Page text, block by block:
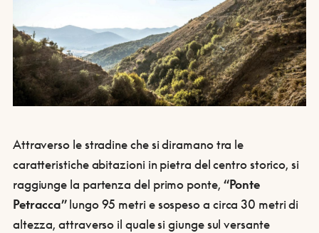
Attraverso le stradine che si diramano tra le
caratteristiche abitazioni in pietra del centro storico, si
raggiunge la partenza del primo ponte, “Ponte
Petracca”lungo 95 metri e sospeso a circa 30 metri di
altezza, attraverso il quale si giunge sul versante